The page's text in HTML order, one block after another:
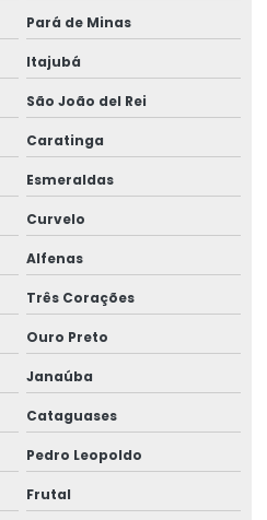
Personalizados
Personalizados
Pará de Minas
Itajubá
São João del Rei
Caratinga
Esmeraldas
Curvelo
Alfenas
Três Corações
Ouro Preto
Janaúba
Cataguases
Pedro Leopoldo
Frutal